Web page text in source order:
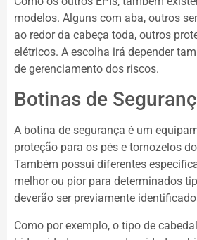
modelos. Alguns com aba, outros
ao redor da cabeça toda, outros
elétricos. A escolha irá depender
de gerenciamento dos riscos.
Botinas de
A botina de segurança é um
proteção para os pés e tornozelos
Também possui diferentes
melhor ou pior para determinados
deverão ser previamente
Como por exemplo, o tipo de